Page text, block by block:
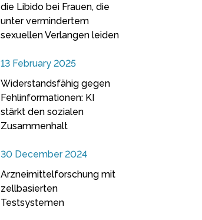
die Libido bei Frauen, die
unter vermindertem
sexuellen Verlangen leiden
13 February 2025
Widerstandsfähig gegen
Fehlinformationen: KI
stärkt den sozialen
Zusammenhalt
30 December 2024
Arzneimittelforschung mit
zellbasierten
Testsystemen